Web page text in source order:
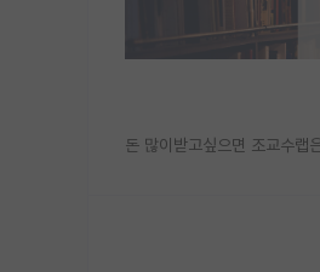
돈 많이받고싶으면 조교수랩